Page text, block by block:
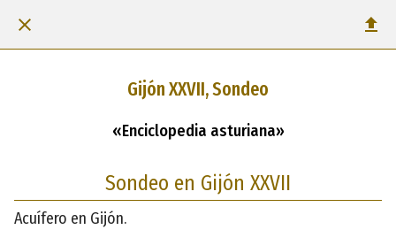
Gijón XXVII, Sondeo
«Enciclopedia asturiana»
Sondeo en Gijón XXVII
Acuífero en Gijón.